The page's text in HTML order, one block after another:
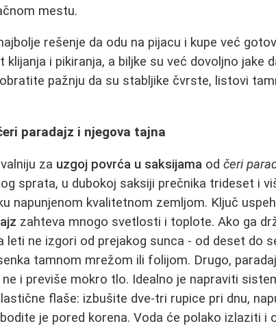
mestu.
rešenje da odu na pijacu i kupe već
i pikiranja, a biljke su već dovoljno jake
pažnju da su stabljike čvrste, listovi
paradajz i njegova tajna
za uzgoj povrća u saksijama odčeri
sprata, u dubokoj saksiji prečnika trideset i
napunjenom kvalitetnom zemljom. Ključ
zahteva mnogo svetlosti i toplote. Ako ga
leti ne izgori od prejakog sunca - od deset do
tamnom mrežom ili folijom. Drugo,
i previše mokro tlo. Idealno je napraviti
flaše: izbušite dve-tri rupice pri dnu,
je pored korena. Voda će polako izlaziti i